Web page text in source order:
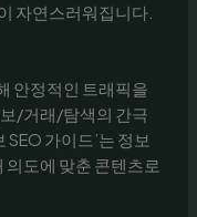
자연스러워집니다.
안정적인 트래픽을
/거래/탐색의 간극
가이드’는 정보
의도에 맞춘 콘텐츠로